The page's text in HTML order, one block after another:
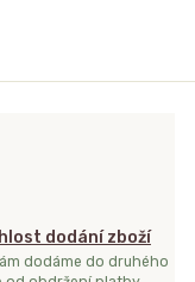
dodání zboží
dodáme do druhého